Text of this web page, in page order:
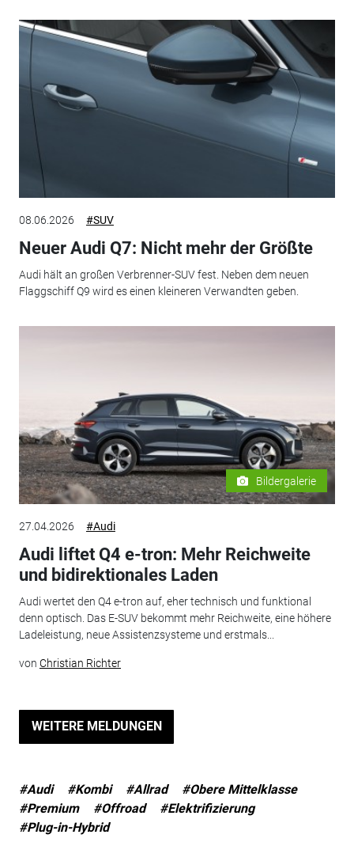
08.06.2026 #SUV
Neuer Audi Q7: Nicht mehr der Größte
Audi hält an großen Verbrenner-SUV fest. Neben dem neuen
Flaggschiff Q9 wird es einen kleineren Verwandten geben.
Bildergalerie
27.04.2026 #Audi
Audi liftet Q4 e-tron: Mehr Reichweite
und bidirektionales Laden
Audi wertet den Q4 e-tron auf, eher technisch und funktional
denn optisch. Das E-SUV bekommt mehr Reichweite, eine höhere
Ladeleistung, neue Assistenzsysteme und erstmals...
von Christian Richter
WEITERE MELDUNGEN
#Audi #Kombi #Allrad
#Obere Mittelklasse
#Premium
#Offroad
#Elektrifizierung
#Plug-in-Hybrid